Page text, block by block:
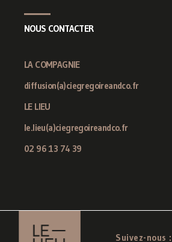
NOUS CONTACTER
LA COMPAGNIE
diffusion(a)ciegregoireandco.fr
LE LIEU
le.lieu(a)ciegregoireandco.fr
02 96 13 74 39
Suivez-nous :